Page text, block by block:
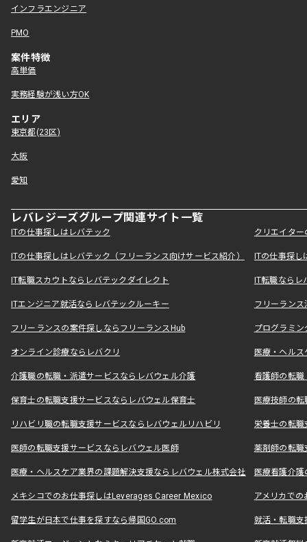
インフラエンジニア
PMO
案件特徴
高単価
実務経験が浅い方OK
エリア
東京都(23区)
大阪
愛知
レバレジーズグループ関連サイト一覧
ITの仕事探しはレバテック クリエイタ
ITの仕事探しはレバテック（フリーランス向けサービス紹介） ITの仕事探
IT転職スカウトならレバテックダイレクト IT転職なら
ITエンジニア就活ならレバテックルーキー フリーラン
フリーランスの案件探しならフリーランスHub プログラミ
オンライン診療ならレバクリ 医療・ヘル
介護職の転職・派遣サービスならレバウェル介護 看護師の転
保育士の転職支援サービスならレバウェル保育士 医療技師の
リハビリ職の転職支援サービスならレバウェルリハビリ 栄養士の転
医師の転職支援サービスならレバウェル医師 薬剤師の転
医療・ヘルスケア業界の課題解決支援ならレバウェル株式会社 医療看護介
メキシコでのお仕事探しはLeverages Career Mexico アメリカで
留学生が日本で仕事を探すなら帰国GO.com 就活・転職